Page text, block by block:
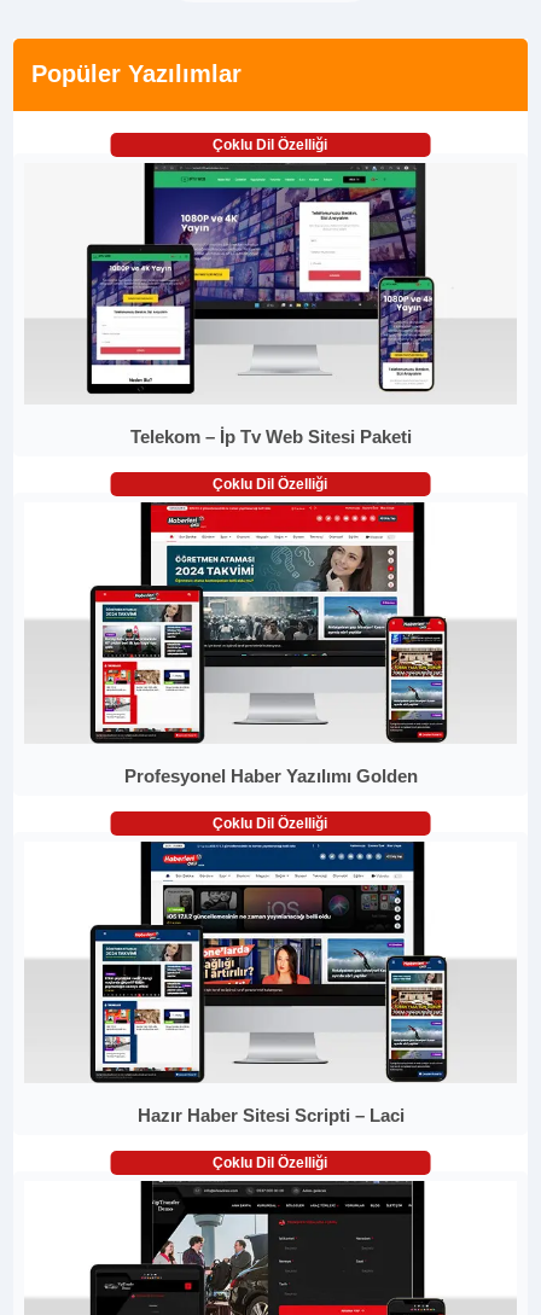
Popüler Yazılımlar
Çoklu Dil Özelliği
Telekom – İp Tv Web Sitesi Paketi
Çoklu Dil Özelliği
Profesyonel Haber Yazılımı Golden
Çoklu Dil Özelliği
Hazır Haber Sitesi Scripti – Laci
Çoklu Dil Özelliği